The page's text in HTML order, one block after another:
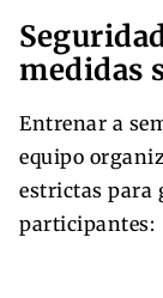
medidas
Entrenar a
equipo
estrictas para
participantes: